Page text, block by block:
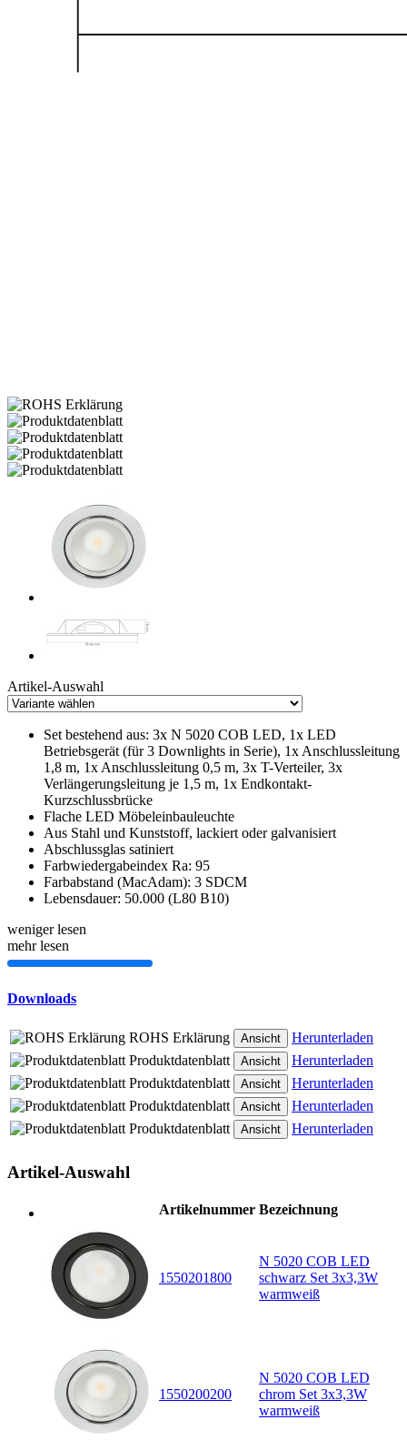
Artikel-Auswahl
Set bestehend aus: 3x N 5020 COB LED, 1x LED
Betriebsgerät (für 3 Downlights in Serie), 1x Anschlussleitung
1,8 m, 1x Anschlussleitung 0,5 m, 3x T-Verteiler, 3x
Verlängerungsleitung je 1,5 m, 1x Endkontakt-
Kurzschlussbrücke
Flache LED Möbeleinbauleuchte
Aus Stahl und Kunststoff, lackiert oder galvanisiert
Abschlussglas satiniert
Farbwiedergabeindex Ra: 95
Farbabstand (MacAdam): 3 SDCM
Lebensdauer: 50.000 (L80 B10)
weniger lesen
mehr lesen
Downloads
ROHS Erklärung Ansicht
Herunterladen
Produktdatenblatt
Ansicht
Herunterladen
Produktdatenblatt
Ansicht
Herunterladen
Produktdatenblatt
Ansicht
Herunterladen
Produktdatenblatt
Ansicht Herunterladen
Artikel-Auswahl
Artikelnummer Bezeichnung
1550201800
N 5020 COB LED
schwarz Set 3x3,3W
warmweiß
1550200200
N 5020 COB LED
chrom Set 3x3,3W
warmweiß